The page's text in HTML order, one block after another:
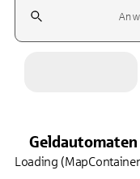
Geldautomaten
Loading